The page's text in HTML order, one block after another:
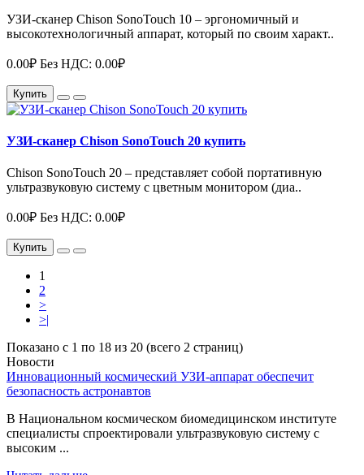
УЗИ-сканер Chison SonoTouch 10 – эргономичный и
высокотехнологичный аппарат, который по своим характ..
0.00₽ Без НДС: 0.00₽
Купить
УЗИ-сканер Chison SonoTouch 20 купить
Chison SonoTouch 20 – представляет собой портативную
ультразвуковую систему с цветным монитором (диа..
0.00₽ Без НДС: 0.00₽
Купить
1
2
>
>|
Показано с 1 по 18 из 20 (всего 2 страниц)
Новости
Инновационный космический УЗИ-аппарат обеспечит
безопасность астронавтов
В Национальном космическом биомедицинском институте
специалисты спроектировали ультразвуковую систему с
высоким ...